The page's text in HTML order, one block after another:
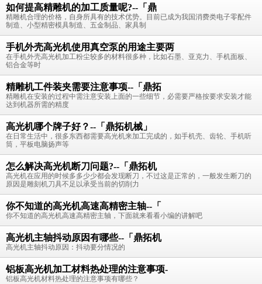
如何提高精雕机的加工质量呢?--「鼎
精雕机合理的价格，自身所具有的技术优势。目前已成为我国消费类电子零配件
制造、小型精密模具制造、五金制品、家具制
手机外壳高光机使用真空泵的用途主要两
在手机外壳高光机加工粉尘较多的材料很多种，比如石墨、亚克力、手机面板、
铝合金等时
精雕机工件装夹需要注意事项--「鼎拓
精雕机在安装的过程中需注意安装上面的一些细节，必需要严格按要求安装才能
达到机器所需的精度
高光机哪个牌子好？--「鼎拓机械」
在日常生活中，很多东西都需要高光机来加工完成的，如手机壳、齿轮、手机听
筒，平板电脑扬声等
怎么解决高光机断刀问题?--「鼎拓机
高光机在应用的时候多多少少都会发现断刀，不过这是正常的，一般发生断刀的
原因是雕刻机刀具不足以承受当前的切削力
你不知道的高光机高速高精密主轴--「
你不知道的高光机高速高精密主轴，下面就来看看小编的讲解吧
高光机主轴抖动原因有哪些--「鼎拓机
高光机主轴抖动原因：抖动要分情况的
铝板高光机加工材料热处理的注意事项-
铝板高光机材料热处理的注意事项有哪些？